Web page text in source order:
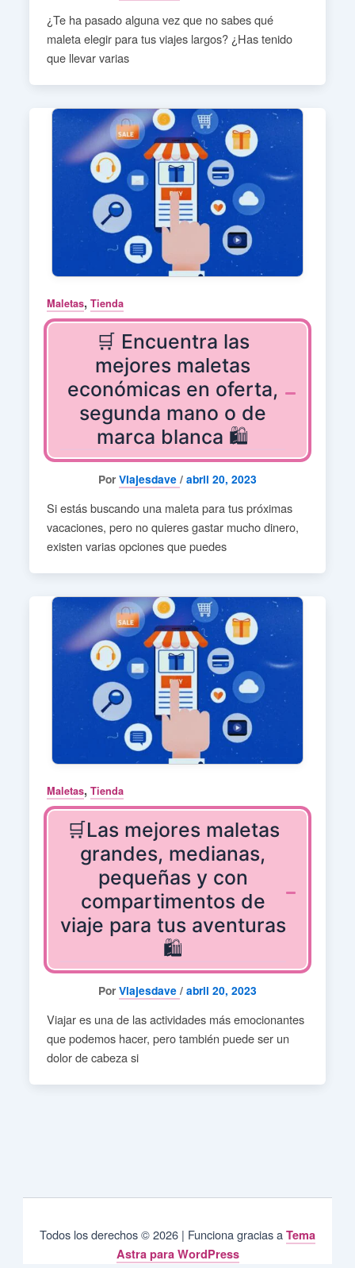
¿Te ha pasado alguna vez que no sabes qué
maleta elegir para tus viajes largos? ¿Has tenido
que llevar varias
Maletas, Tienda
🛒 Encuentra las
mejores maletas
económicas en oferta,
segunda mano o de
marca blanca 🛍️
Por Viajesdave / abril 20, 2023
Si estás buscando una maleta para tus próximas
vacaciones, pero no quieres gastar mucho dinero,
existen varias opciones que puedes
Maletas, Tienda
🛒Las mejores maletas
grandes, medianas,
pequeñas y con
compartimentos de
viaje para tus aventuras
🛍️
Por Viajesdave / abril 20, 2023
Viajar es una de las actividades más emocionantes
que podemos hacer, pero también puede ser un
dolor de cabeza si
Todos los derechos © 2026 | Funciona gracias a Tema
Astra para WordPress